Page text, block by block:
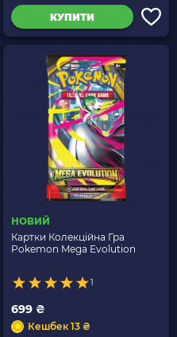
КУПИТИ
НОВИЙ
Картки Колекційна Гра
Pokemon Mega Evolution
1
699 ₴
Кешбек 13 ₴